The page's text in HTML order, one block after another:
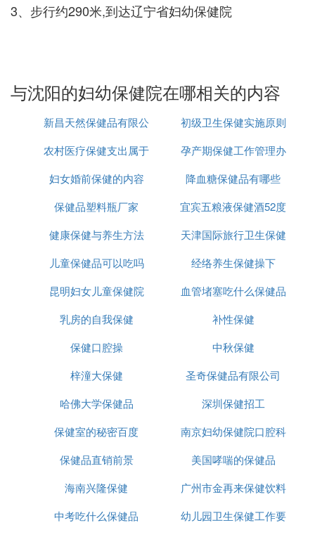
3、步行约290米,到达辽宁省妇幼保健院
与沈阳的妇幼保健院在哪相关的内容
新昌天然保健品有限公
司
初级卫生保健实施原则
农村医疗保健支出属于
财政支出范围
孕产期保健工作管理办
法
妇女婚前保健的内容
降血糖保健品有哪些
保健品塑料瓶厂家
宜宾五粮液保健酒52度
健康保健与养生方法
天津国际旅行卫生保健
儿童保健品可以吃吗
经络养生保健操下
昆明妇女儿童保健院
血管堵塞吃什么保健品
乳房的自我保健
补性保健
保健口腔操
中秋保健
梓潼大保健
圣奇保健品有限公司
哈佛大学保健品
深圳保健招工
保健室的秘密百度
南京妇幼保健院口腔科
保健品直销前景
美国哮喘的保健品
海南兴隆保健
广州市金再来保健饮料
中考吃什么保健品
幼儿园卫生保健工作要